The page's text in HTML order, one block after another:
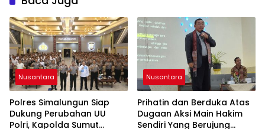
Nusantara
Polres Simalungun Siap
Dukung Perubahan UU
Polri, Kapolda Sumut
Nusantara
Prihatin dan Berduka Atas
Dugaan Aksi Main Hakim
Sendiri Yang Berujung